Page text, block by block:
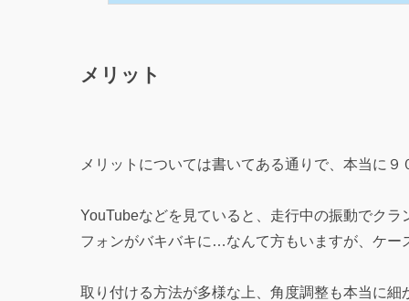
メリット
メリットについては書いてある通りで、本当に
YouTubeなどを見ていると、走行中の振動でク
フォンがバキバキに…なんて方もいますが、ケー
取り付ける方法が多様な上、角度調整も本当に細